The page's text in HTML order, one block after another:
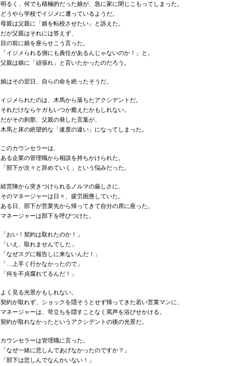
明るく、何でも積極的だった娘が、急に家に閉じこもってしまった。
どうやら学校でイジメに遭っているようだ。
母親は父親に「娘を転校させたい」と訴えた。
だが父親はそれには答えず、
目の前に娘を座らせこう言った。
「イジメられる側にも責任があるんじゃないのか！」と。
父親は娘に「頑張れ」と言いたかったのだろう。
娘はその翌日、自らの命を絶ったそうだ。
イジメられたのは、木馬から落ちたアクシデントだ。
それだけならケガもいつか癒えたかもしれない。
だがその刹那、父親の発した言葉が、
木馬と床の絶望的な「速度の違い」になってしまった。
このカウンセラーは、
ある企業の管理職から相談を持ちかけられた。
「部下が次々と辞めていく」という悩みだった。
経営陣から突きつけられるノルマの厳しさに、
そのマネージャーは日々、疲労困憊していた。
ある日、部下が営業先から帰ってきて自分の席に座った。
マネージャーは部下を呼びつけた。
「おい！契約は取れたのか！」
「いえ、取れませんでした」
「なぜスグに報告しに来ないんだ！」
「…上手く行かなかったので」
「何を不貞腐れてるんだ！」
よく見る光景かもしれない。
契約が取れず、ショックを隠そうとせず帰ってきた若い営業マンに、
マネージャーは、苛立ちを隠すことなく罵声を浴びせかける。
契約が取れなかったというアクシデントの後の光景だ。
カウンセラーは管理職に言った。
「なぜ一緒に悲しんであげなかったのですか？」
「部下は悲しんでなんかいない！」